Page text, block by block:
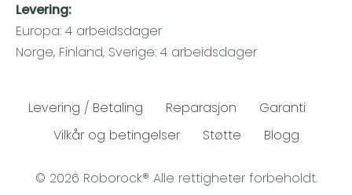
Levering:
Europa: 4 arbeidsdager
Norge, Finland, Sverige: 4 arbeidsdager
Levering / Betaling Reparasjon
Garanti
Vilkår og betingelser
Støtte Blogg
© 2026 Roborock® Alle rettigheter forbeholdt.